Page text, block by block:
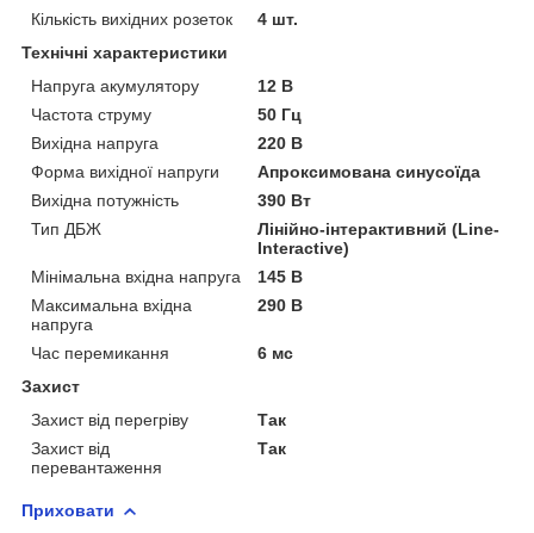
Кількість вихідних розеток
4 шт.
Технічні характеристики
Напруга акумулятору
12 В
Частота струму
50 Гц
Вихідна напруга
220 В
Форма вихідної напруги
Апроксимована синусоїда
Вихідна потужність
390 Вт
Тип ДБЖ
Лінійно-інтерактивний (Line-
Interactive)
Мінімальна вхідна напруга
145 В
Максимальна вхідна
напруга
290 В
Час перемикання
6 мс
Захист
Захист від перегріву
Так
Захист від
перевантаження
Так
Приховати